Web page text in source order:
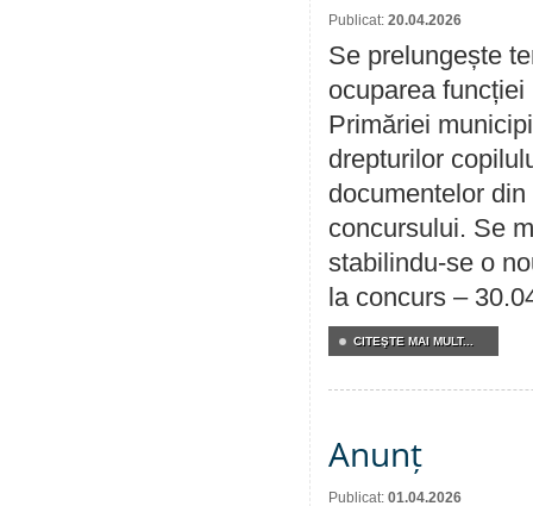
Publicat: 20.04.2026
Se prelungește
ocuparea
Primăriei
drepturilor
documentelor
concursului. Se
stabilindu-se o
la concurs –
CITEŞTE MAI MULT...
Anunț
Publicat: 01.04.2026